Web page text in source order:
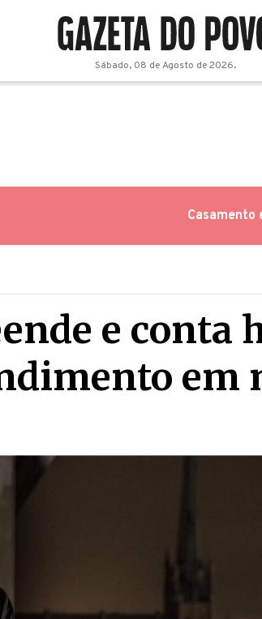
Sábado, 08 de Agosto de 2026.
Casamento
e conta
em